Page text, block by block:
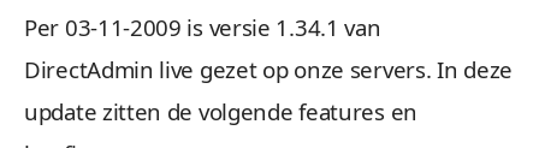
Per 03-11-2009 is versie 1.34.1 van
DirectAdmin live gezet op onze servers. In deze
update zitten de volgende features en